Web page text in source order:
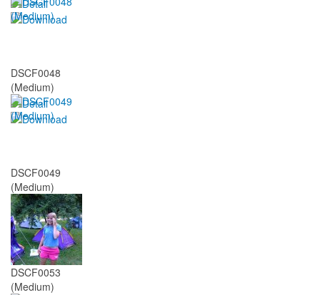
DSCF0048
(Medium)
DSCF0049
(Medium)
DSCF0053
(Medium)